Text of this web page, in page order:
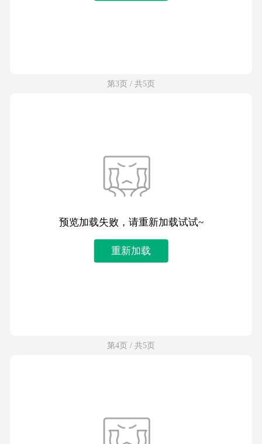
第3页 / 共5页
预览加载失败，请重新加载试试~
重新加载
第4页 / 共5页